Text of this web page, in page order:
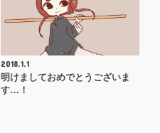
2018.1.1
明けましておめでとうございま
す…！